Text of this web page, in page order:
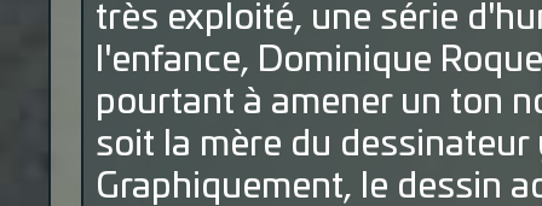
très exploité, une série
l'enfance, Dominique
pourtant à amener un ton
soit la mère du
Graphiquement, le dessin